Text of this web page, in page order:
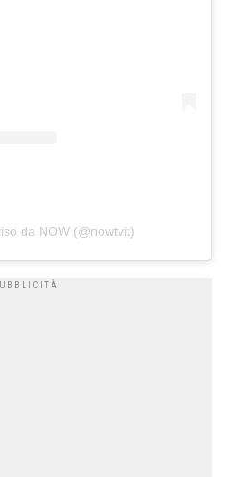
da NOW (@nowtvit)